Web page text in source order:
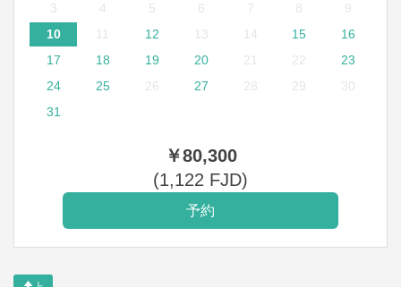
3
4 5 6 7 8
9
10
12 13 14 15
16
17
18 19 20 21 22
23
24
25 26 27 28 29
30
31
￥80,300
(1,122 FJD)